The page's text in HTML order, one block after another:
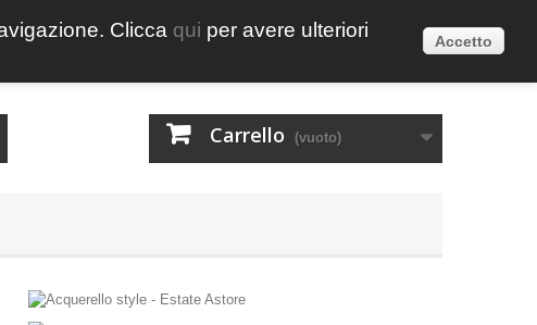
Italiano
Carrello (vuoto)
Clicca qui per avere ulteriori
Accetto